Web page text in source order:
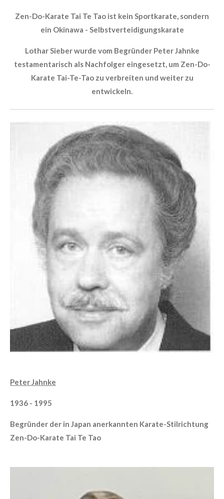
Zen-Do-Karate Tai Te Tao ist kein Sportkarate, sondern
ein Okinawa - Selbstverteidigungskarate
Lothar Sieber wurde vom Begründer Peter Jahnke
testamentarisch als Nachfolger eingesetzt, um Zen-Do-
Karate Tai-Te-Tao zu verbreiten und weiter zu
entwickeln.
Peter Jahnke
1936 - 1995
Begründer der in Japan anerkannten Karate-Stilrichtung
Zen-Do-Karate Tai Te Tao